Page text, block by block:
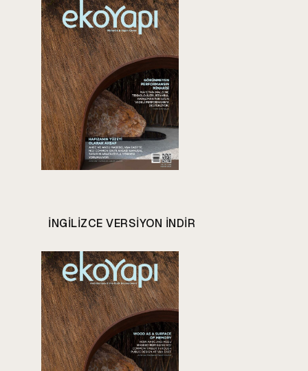
INGILIZCE VERSIYON INDIR